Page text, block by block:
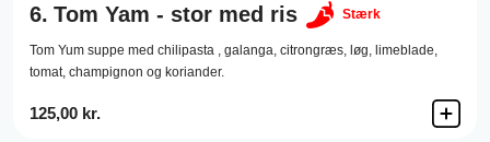
6. Tom Yam - stor med ris Stærk
Tom Yum suppe med chilipasta , galanga, citrongræs, løg, limeblade,
tomat, champignon og koriander.
125,00 kr.